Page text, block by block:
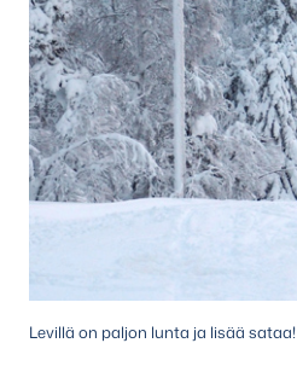
Levillä on paljon lunta ja lisää sataa!